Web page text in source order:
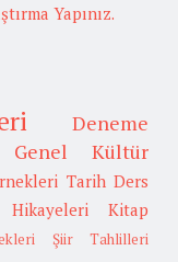
Yapınız.
Deneme
Genel Kültür
Tarih Ders
Kitap
Şiir Tahlilleri